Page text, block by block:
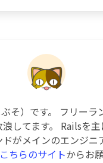
そ）です。 フリーラ
してます。 Railsを
がメインのエンジニ
こちらのサイトからお